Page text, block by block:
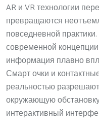
AR и VR технологии
превращаются
повседневной практики.
современной концепции
информация плавно
Смарт очки и
реальностью
окружающую
интерактивный